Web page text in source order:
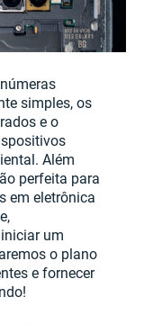
simples, os
e o
Além
perfeita para
em eletrônica
um
o plano
e fornecer